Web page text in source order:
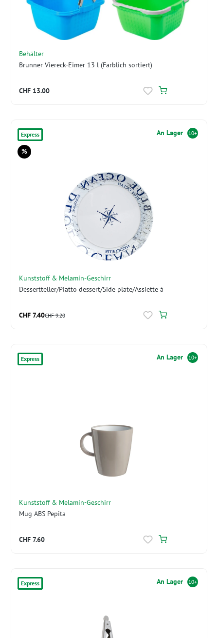
Behälter
Brunner Viereck-Eimer 13 l (Farblich sortiert)
CHF 13.00
Express
Rabatt
%
An Lager 10+
Kunststoff & Melamin-Geschirr
Dessertteller/Piatto dessert/Side plate/Assiette à
CHF 7.40CHF 9.20
Express An Lager 10+
Kunststoff & Melamin-Geschirr
Mug ABS Pepita
CHF 7.60
Express An Lager 10+